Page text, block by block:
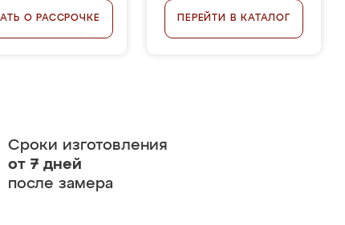
О РАССРОЧКЕ ПЕРЕЙТИ В КАТАЛОГ
Сроки изготовления
от 7 дней
после замера